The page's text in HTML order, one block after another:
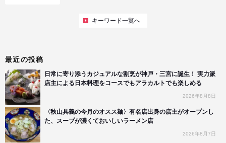
キーワード一覧へ
最近の投稿
日常に寄り添うカジュアルな割烹が神戸・三宮に誕生！ 実力派
店主による日本料理をコースでもアラカルトでも楽しめる
2026年8月8日
〈秋山具義の今月のオスス麺〉有名店出身の店主がオープンし
た、スープが濃くておいしいラーメン店
2026年8月7日